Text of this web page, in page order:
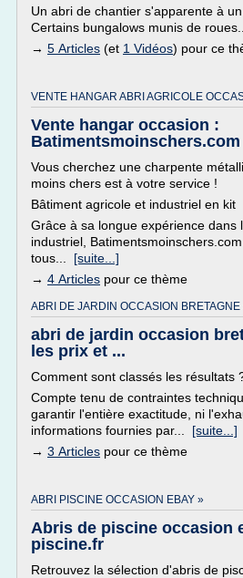
Un abri de chantier s'apparente à
Certains bungalows munis de
→ 5 Articles (et 1 Vidéos) pour ce
VENTE HANGAR ABRI AGRICOLE
Vente hangar occasion :
Batimentsmoinschers.com
Vous cherchez une charpente
moins chers est à votre service !
Bâtiment agricole et industriel en kit
Grâce à sa longue expérience dans
industriel,
tous... [suite...]
→ 4 Articles pour ce thème
ABRI DE JARDIN OCCASION BRETAGNE
abri de jardin occasion
les prix et ...
Comment sont classés les résultats
Compte tenu de contraintes
garantir l'entière exactitude, ni
informations fournies par... [suite...]
→ 3 Articles pour ce thème
ABRI PISCINE OCCASION EBAY »
Abris de piscine occasion
piscine.fr
Retrouvez la sélection d'abris de